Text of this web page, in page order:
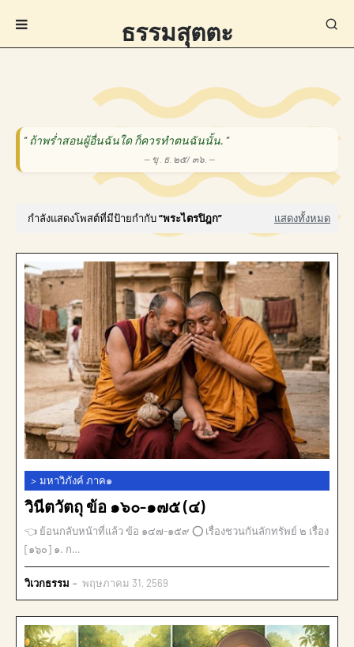
ธรรมสุตตะ
“ถ้าพร่ำสอนผู้อื่นฉันใด ก็ควรทำตนฉันนั้น. ”
— ขุ . ธ. ๒๕/ ๓๖. —
กำลังแสดงโพสต์ที่มีป้ายกำกับ พระไตรปิฎก แสดงทั้งหมด
> มหาวิภังค์ ภาค๑
วินีตวัตถุ ข้อ ๑๖๐-๑๗๕ (๔)
👈 ย้อนกลับหน้าที่แล้ว ข้อ ๑๔๗-๑๕๙ ⭕ เรื่องชวนกันลักทรัพย์ ๒ เรื่อง
[๑๖๐] ๑. ก…
วิเวกธรรม พฤษภาคม 31, 2569